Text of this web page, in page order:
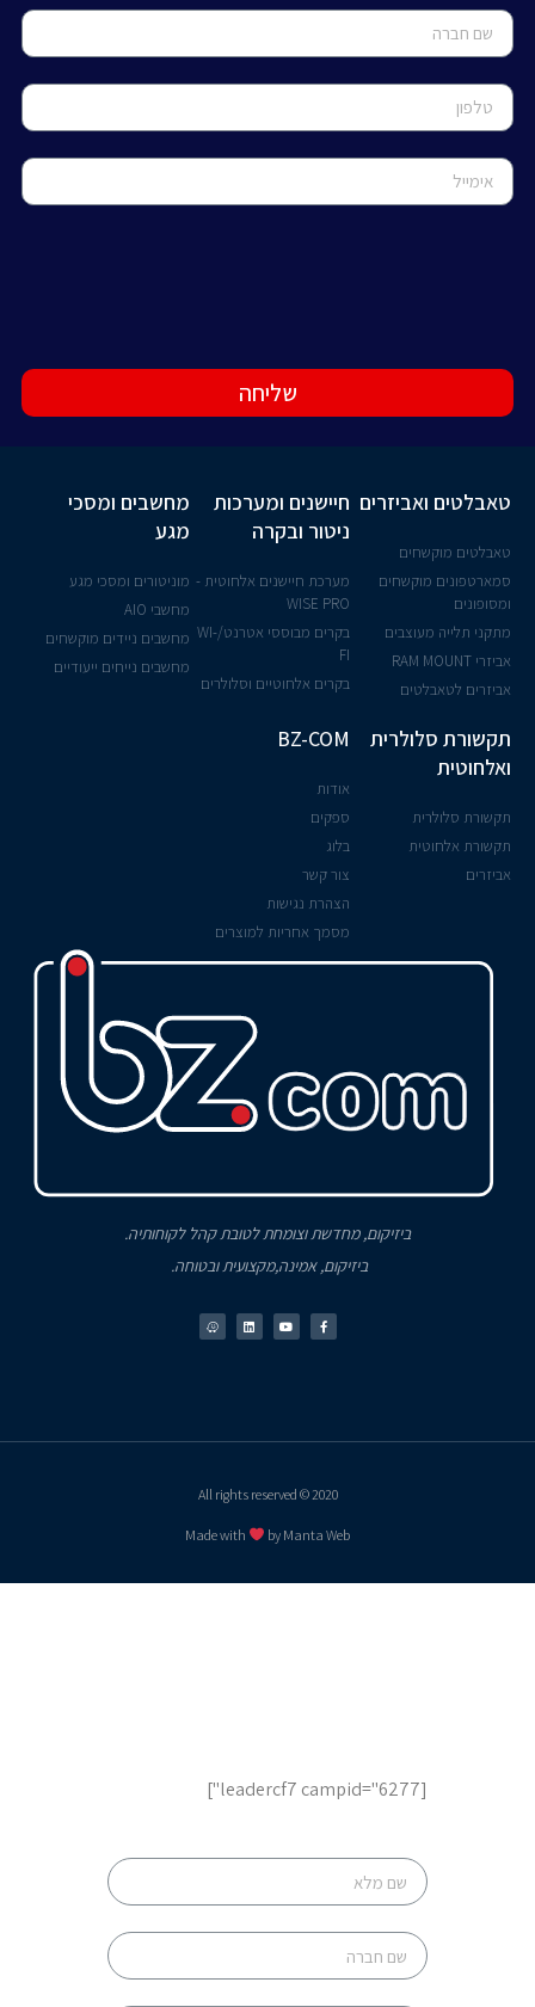
שליחה
טאבלטים ואביזרים
טאבלטים מוקשחים
סמארטפונים מוקשחים
ומסופונים
מתקני תלייה מעוצבים
אביזרי RAM MOUNT
אביזרים לטאבלטים
חיישנים ומערכות
ניטור ובקרה
מערכת חיישנים אלחוטית -
WISE PRO
בקרים מבוססי אטרנט/WI-
FI
בקרים אלחוטיים וסלולרים
מחשבים ומסכי
מגע
מוניטורים ומסכי מגע
מחשבי AIO
מחשבים ניידים מוקשחים
מחשבים נייחים ייעודיים
תקשורת סלולרית
ואלחוטית
תקשורת סלולרית
תקשורת אלחוטית
אביזרים
BZ-COM
אודות
ספקים
בלוג
צור קשר
הצהרת נגישות
מסמך אחריות למוצרים
ביזיקום, מחדשת וצומחת לטובת קהל לקוחותיה.
ביזיקום, אמינה,מקצועית ובטוחה.
2020 © All rights reserved
Made with by Manta Web
[leadercf7 campid="6277"]